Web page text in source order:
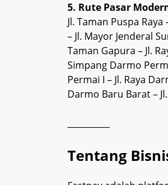
5. Rute Pasar
Jl. Taman Puspa
– Jl. Mayor Jenderal
Taman Gapura – Jl.
Simpang Darmo
Permai I – Jl. Raya
Darmo Baru Barat –
Tentang